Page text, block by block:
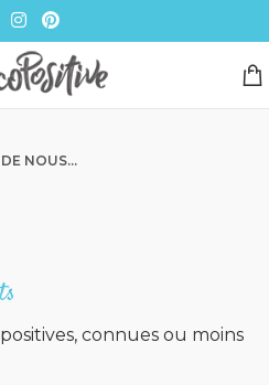
NOUS...
connues ou moins